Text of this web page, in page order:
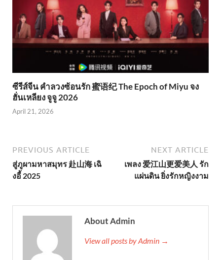
ซีรีส์จีน คำลวงซ้อนรัก 蜜语纪 The Epoch of Miyu จง
ฮั่นเหลียง จูจู 2026
April 21, 2026
PREVIOUS ARTICLE
สู่ภูผามหาสมุทร 赴山海 เฉิ
งอี้ 2025
NEXT ARTICLE
เพลง 爱江山更爱美人 รัก
แผ่นดิน ยิ่งรักหญิงงาม
About Admin
View all posts by Admin →